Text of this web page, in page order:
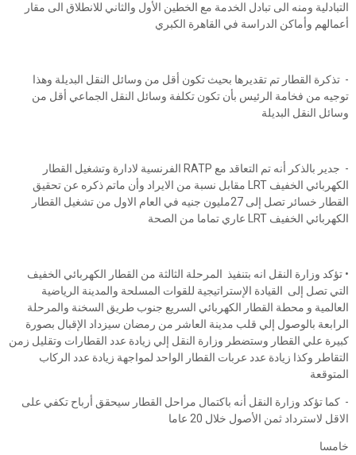
التبادلية ومنه الى تبادل الخدمة مع الخطين الأول والثاني للانطلاق الى مقار
أعمالهم وأماكن الدراسة في القاهرة الكبري
- تذكرة القطار تم تقديرها بحيث تكون أقل من وسائل النقل البديلة وهذا
توجيه من فخامة الرئيس بأن تكون تكلفة وسائل النقل الجماعي أقل من
وسائل النقل البديلة
- جدير بالذكر أنه تم التعاقد مع RATP الفرنسية لادارة وتشغيل القطار
الكهربائي الخفيف LRT مقابل نسبة من الايراد وأن ماتم ذكره عن تحقيق
القطار خسائر تصل إلى 27مليون جنيه في العام الاول من تشغيل القطار
الكهربائي الخفيف LRT عاري تماما من الصحة
• تؤكد وزارة النقل انه بتنفيذ المرحلة الثالثة من القطار الكهربائي الخفيف
التي تصل إلى القيادة الإستراتيجية للقوات المسلحة والمدينة الرياضية
العالمية و محطة القطار الكهربائي السريع جنوب طريق السخنة والمرحلة
الرابعة بالوصول إلي قلب مدينة العاشر من رمضان سيزداد الإقبال بصورة
كبيرة علي القطار وستضطر وزارة النقل إلي زيادة عدد القطارات وتقليل زمن
التقاطر وكذا زيادة عدد عربات القطار الواحد لمواجهة زيادة عدد الركاب
المتوقعة
- كما تؤكد وزارة النقل أنه باكتمال مراحل القطار سيحقق أرباح تكفي على
الاقل لاسترداد ثمن الأصول خلال 20 عاما
خامسا